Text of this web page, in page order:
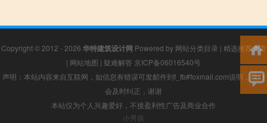
Copyright © 2012 - 2026 华特建筑设计网 Powered by 网站分类目录 | 精选推荐文章
| 网站地图 | 疑难解答 京ICP备06016540号
声明：本站内容来自互联网，如信息有错误可发邮件到f_fb#foxmail.com说明，我们
会及时纠正，谢谢
本站仅为个人兴趣爱好，不接盈利性广告及商业合作
小男孩